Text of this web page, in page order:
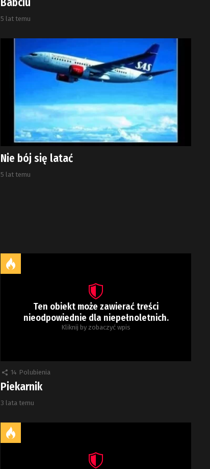
Babciu
5 lat temu
Nie bój się latać
5 lat temu
Ten obiekt może zawierać treści
nieodpowiednie dla niepełnoletnich.
Kliknij by zobaczyć wpis
14 Polubienia
Piekarnik
3 lata temu